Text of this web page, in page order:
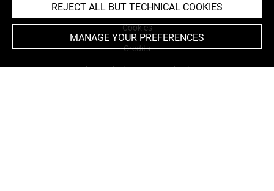
Terms of use
Cookies
Credits
Accessibility : non compliant
REJECT ALL BUT TECHNICAL COOKIES
MANAGE YOUR PREFERENCES